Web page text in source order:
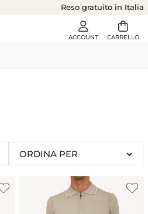
Reso gratuito in Italia